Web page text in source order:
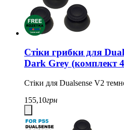
Стіки грибки для
Dark Grey (комплект
Стіки для Dualsense V2
155,10грн